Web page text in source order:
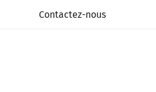
Contactez-nous